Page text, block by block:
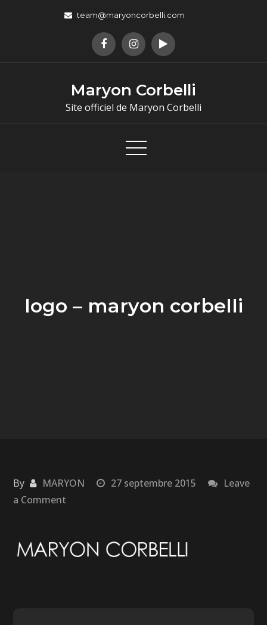
team@maryoncorbelli.com
Maryon Corbelli
Site officiel de Maryon Corbelli
logo – maryon corbelli
By MARYON 27 septembre 2015
Leave
a Comment